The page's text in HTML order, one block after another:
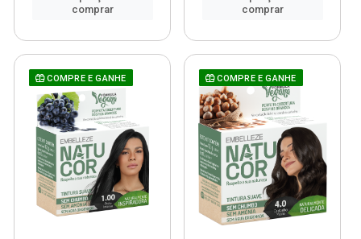
comprar
comprar
COMPRE E GANHE COMPRE E GANHE